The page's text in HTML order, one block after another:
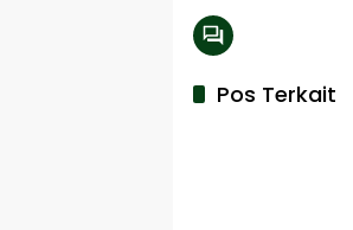
Pos Terkait